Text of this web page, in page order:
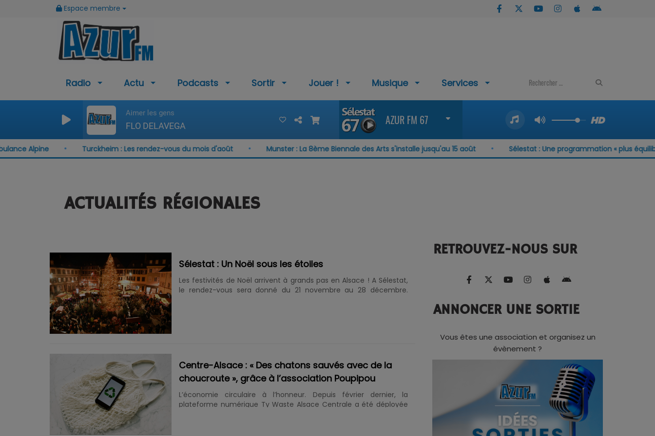
Espace membre
Radio Actu Podcasts Sortir Jouer ! Musique Services
Aimer les gens
FLO DELAVEGA AZUR FM 67
Alpine Turckheim : Les rendez-vous du mois d'août Munster : La 8ème Biennale des Arts s'installe jusqu'au 15 août Sélestat : Une programmation « plus équilibrée
ACTUALITÉS RÉGIONALES
Sélestat : Un Noël sous les étoiles
Les festivités de Noël arrivent à grands pas en Alsace ! A Sélestat,
le rendez-vous sera donné du 21 novembre au 28 décembre.
Centre-Alsace : « Des chatons sauvés avec de la
choucroute », grâce à l’association Poupipou
L’économie circulaire à l’honneur. Depuis février dernier, la
plateforme numérique Ty Waste Alsace Centrale a été déployée
RETROUVEZ-NOUS SUR
ANNONCER UNE SORTIE
Vous êtes une association et organisez un
évènement ?